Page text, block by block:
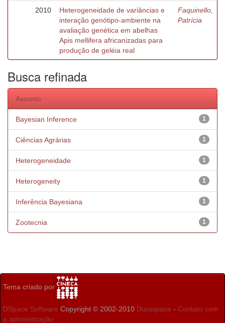
2010
Heterogeneidade de variâncias e
interação genótipo-ambiente na
avaliação genética em abelhas
Apis mellifera africanizadas para
produção de geléia real
Faquinello,
Patrícia
Busca refinada
Assunto
1
Bayesian Inference
1
Ciências Agrárias
1
Heterogeneidade
1
Heterogeneity
1
Inferência Bayesiana
1
Zootecnia
Tema criado por
DSpace Software Copyright © 2002-2010 Duraspace - Contato com
a administração